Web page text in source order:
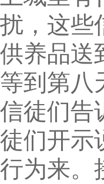
扰，这些
供养品送
等到第八
信徒们告
徒们开示
行为来。